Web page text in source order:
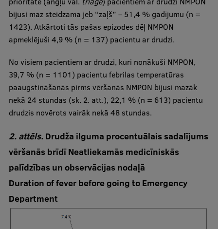
bijusi maz steidzama jeb “zaļš” – 51,4 % gadījumu (n =
1423). Atkārtoti tās pašas epizodes dēļ NMPON
apmeklējuši 4,9 % (n = 137) pacientu ar drudzi.
No visiem pacientiem ar drudzi, kuri nonākuši NMPON,
39,7 % (n = 1101) pacientu febrilas temperatūras
paaugstināšanās pirms vēršanās NMPON bijusi mazāk
nekā 24 stundas (sk. 2. att.), 22,1 % (n = 613) pacientu
drudzis novērots vairāk nekā 48 stundas.
2. attēls.Drudža ilguma procentuālais sadalījums
vēršanās brīdī Neatliekamās medicīniskās
palīdzības un observācijas nodaļā
Duration of fever before going to Emergency
Department